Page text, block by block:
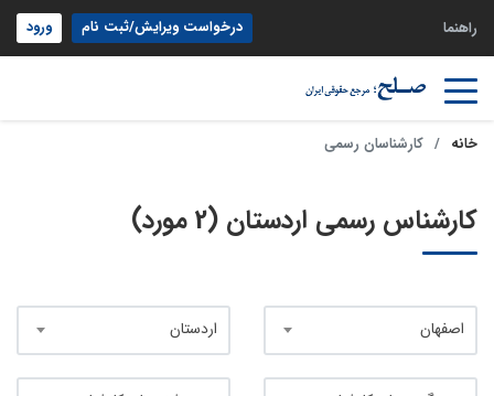
راهنما درخواست ویرایش/ثبت نام ورود
خانه کارشناسان رسمی
کارشناس رسمی اردستان (2 مورد)
اصفهان اردستان